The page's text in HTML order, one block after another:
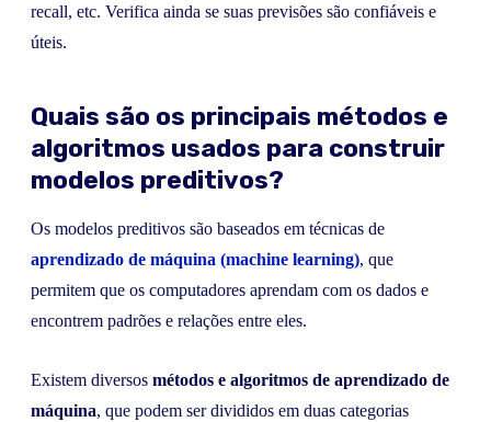
recall, etc. Verifica ainda se suas previsões são confiáveis e
úteis.
Quais são os principais métodos e
algoritmos usados para construir
modelos preditivos?
Os modelos preditivos são baseados em técnicas de
aprendizado de máquina (machine learning), que
permitem que os computadores aprendam com os dados e
encontrem padrões e relações entre eles.
Existem diversos métodos e algoritmos de aprendizado de
máquina, que podem ser divididos em duas categorias